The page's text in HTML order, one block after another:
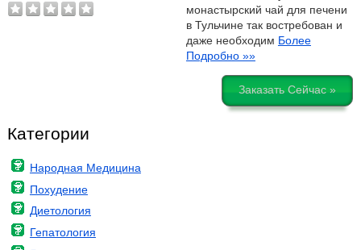
монастырский чай для печени
в Тульчине так востребован и
даже необходим Более
Подробно »»
Заказать Сейчас »
Категории
Народная Медицина
Похудение
Диетология
Гепатология